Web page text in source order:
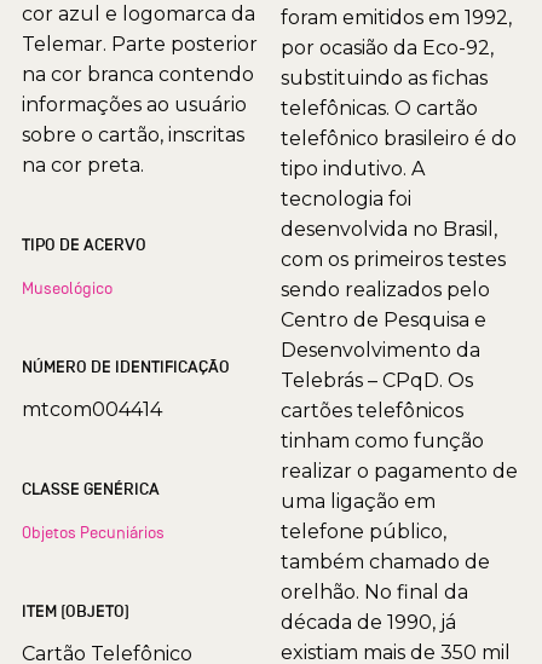
cor azul e logomarca da
Telemar. Parte posterior
na cor branca contendo
informações ao usuário
sobre o cartão, inscritas
na cor preta.
TIPO DE ACERVO
Museológico
NÚMERO DE IDENTIFICAÇÃO
mtcom004414
CLASSE GENÉRICA
Objetos Pecuniários
ITEM (OBJETO)
Cartão Telefônico
foram emitidos em 1992,
por ocasião da Eco-92,
substituindo as fichas
telefônicas. O cartão
telefônico brasileiro é do
tipo indutivo. A
tecnologia foi
desenvolvida no Brasil,
com os primeiros testes
sendo realizados pelo
Centro de Pesquisa e
Desenvolvimento da
Telebrás – CPqD. Os
cartões telefônicos
tinham como função
realizar o pagamento de
uma ligação em
telefone público,
também chamado de
orelhão. No final da
década de 1990, já
existiam mais de 350 mil